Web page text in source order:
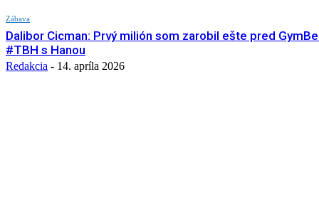
Zábava
Dalibor Cicman: Prvý milión som zarobil ešte pred
#TBH s Hanou
Redakcia - 14. apríla 2026